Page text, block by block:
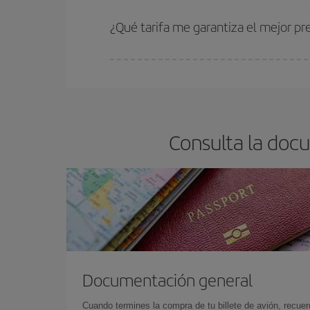
estén disponibles o se vayan agotando. Por
¿Qué tarifa me garantiza el mejor
Consulta la
Documentación general
Cuando termines la compra de tu billete de avión,